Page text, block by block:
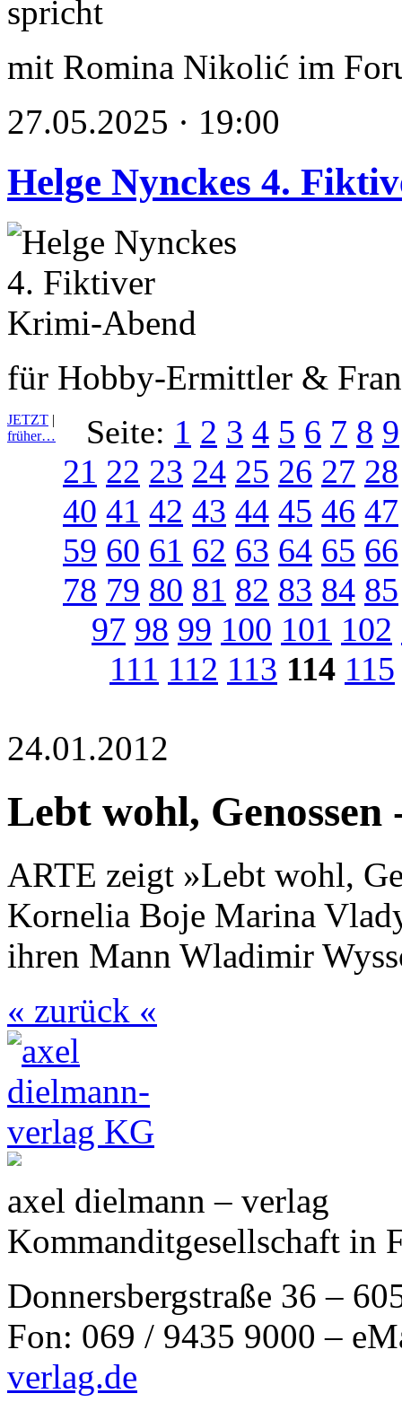
mit Romina Nikolić im
27.05.2025 · 19:00
Helge Nynckes 4.
für Hobby-Ermittler &
JETZT |
früher…
Seite: 1 2 3 4 5 6 7 8 9
21 22 23 24 25 26 27 28
40 41 42 43 44 45 46 47
59 60 61 62 63 64 65 66
78 79 80 81 82 83 84 85
97 98 99 100 101 102
111 112 113 114 115
24.01.2012
Lebt wohl,
ARTE zeigt »Lebt wohl,
Kornelia Boje Marina
ihren Mann Wladimir
« zurück «
axel dielmann – verlag
Kommanditgesellschaft in
Donnersbergstraße 36 –
Fon: 069 / 9435 9000 –
verlag.de